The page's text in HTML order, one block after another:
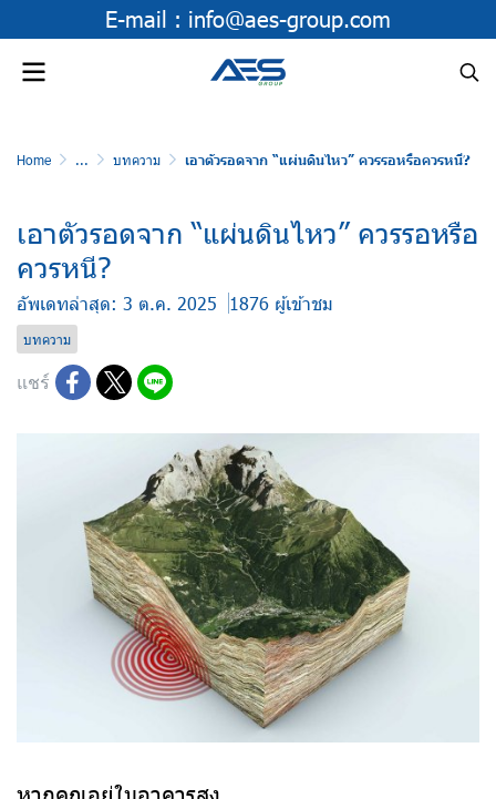
E-mail : info@aes-group.com
Home ... บทความ เอาตัวรอดจาก “แผ่นดินไหว” ควรรอหรือควรหนี?
เอาตัวรอดจาก “แผ่นดินไหว” ควรรอหรือ
ควรหนี?
อัพเดทล่าสุด: 3 ต.ค. 2025 1876 ผู้เข้าชม
บทความ
แชร์
หากคุณอยู่ในอาคารสูง